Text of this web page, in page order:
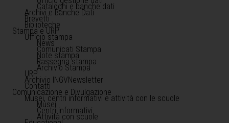
Cataloghi e banche dati
Archivi e Banche Dati
Brevetti
Biblioteche
Stampa e URP
Ufficio stampa
News
Comunicati Stampa
Note stampa
Rassegna stampa
Archivio Stampa
URP
Archivio INGVNewsletter
Contatti
Comunicazione e Divulgazione
Musei, centri informativi e attività con le scuole
Musei
Centri informativi
Attività con scuole